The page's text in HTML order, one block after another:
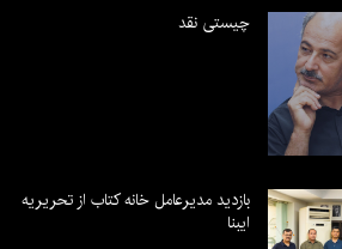
چیستی نقد
بازدید مدیرعامل خانه کتاب از تحریریه
ایبنا